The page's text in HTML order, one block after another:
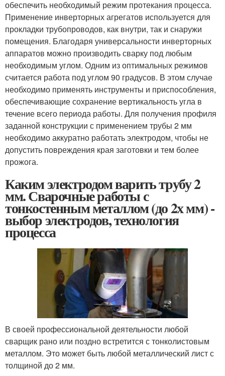
обеспечить необходимый режим протекания процесса.
Применение инверторных агрегатов используется для
прокладки трубопроводов, как внутри, так и снаружи
помещения. Благодаря универсальности инверторных
аппаратов можно производить сварку под любым
необходимым углом. Одним из оптимальных режимов
считается работа под углом 90 градусов. В этом случае
необходимо применять инструменты и приспособления,
обеспечивающие сохранение вертикальность угла в
течение всего периода работы. Для получения профиля
заданной конструкции с применением трубы 2 мм
необходимо аккуратно работать электродом, чтобы не
допустить повреждения края заготовки и тем более
прожога.
Каким электродом варить трубу 2
мм. Сварочные работы с
тонкостенным металлом (до 2х мм) -
выбор электродов, технология
процесса
В своей профессиональной деятельности любой
сварщик рано или поздно встретится с тонколистовым
металлом. Это может быть любой металлический лист с
толщиной до 2 мм.